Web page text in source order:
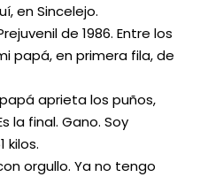
en Sincelejo.
de 1986. Entre los
papá, en primera fila, de
aprieta los puños,
la final. Gano. Soy
kilos.
orgullo. Ya no tengo